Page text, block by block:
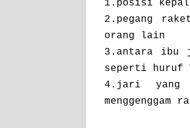
1.posisi
2.pegang
orang lain
3.antara ibu
seperti huruf
4.jari yang
menggenggam